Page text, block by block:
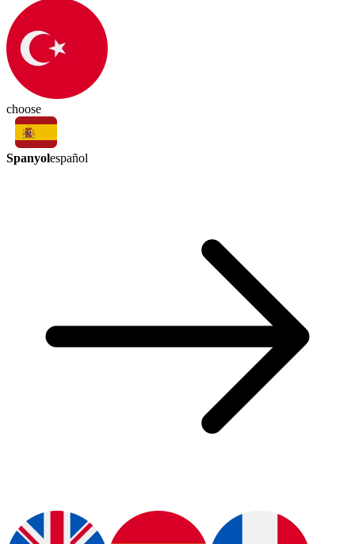
choose
Spanyolespañol